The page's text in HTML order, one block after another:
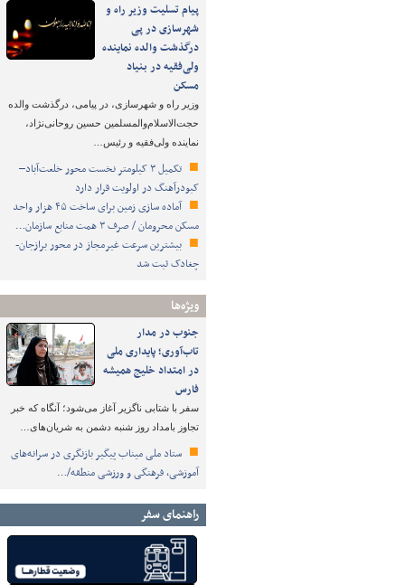
پیام تسلیت وزیر راه و
شهرسازی در پی
درگذشت والده نماینده
ولی‌فقیه در بنیاد
مسکن
وزیر راه و شهرسازی، در پیامی، درگذشت والده
حجت‌الاسلام‌والمسلمین حسین روحانی‌نژاد،
نماینده ولی‌فقیه و رئیس…
تکمیل ۳ کیلومتر نخست محور خلعت‌آباد–
کبودرآهنگ در اولویت قرار دارد
آماده سازی زمین برای ساخت ۴۵ هزار واحد
مسکن محرومان / صرف ۳ همت منابع سازمان…
بیشترین سرعت غیرمجاز در محور برازجان-
چغادک ثبت شد
ویژه‌ها
جنوب در مدار
تاب‌آوری؛ پایداری ملی
در امتداد خلیج همیشه
فارس
سفر با شتابی ناگزیر آغاز می‌شود؛ آنگاه که خبر
تجاوز بامداد روز شنبه دشمن به شریان‌های…
ستاد ملی میناب پیگیر بازنگری در سرانه‌های
آموزشی، فرهنگی و ورزشی منطقه/…
راهنمای سفر